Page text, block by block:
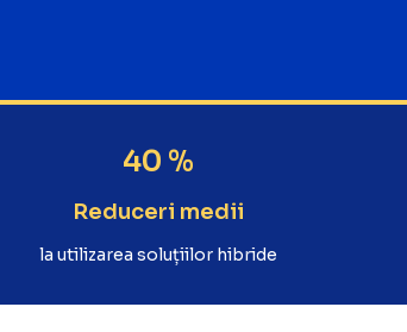
40 %
Reduceri medii
la utilizarea soluțiilor hibride